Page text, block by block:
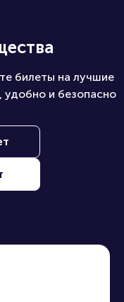
билеты на лучшие
удобно и безопасно